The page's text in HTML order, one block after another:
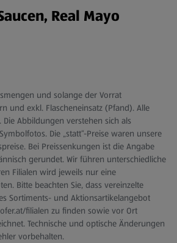
Real Mayo
und solange der Vorrat
und exkl. Flascheneinsatz (Pfand). Alle
Abbildungen verstehen sich als
Die „statt“-Preise waren unsere
Bei Preissenkungen ist die Angabe
gerundet. Wir führen unterschiedliche
Filialen wird jeweils nur eine
Bitte beachten Sie, dass vereinzelte
Sortiments- und Aktionsartikelangebot
filialen zu finden sowie vor Ort
Technische und optische Änderungen
vorbehalten.